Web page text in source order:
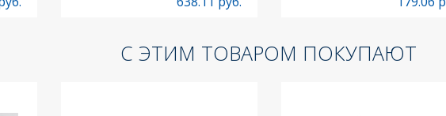
С ЭТИМ ТОВАРОМ ПОКУПАЮТ